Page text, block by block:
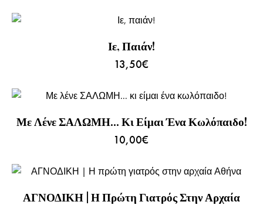
Ιε, Παιάν!
13,50€
Με Λένε ΣΑΛΩΜΗ… Κι Είμαι Ένα Κωλόπαιδο!
10,00€
ΑΓΝΟΔΙΚΗ | Η Πρώτη Γιατρός Στην Αρχαία